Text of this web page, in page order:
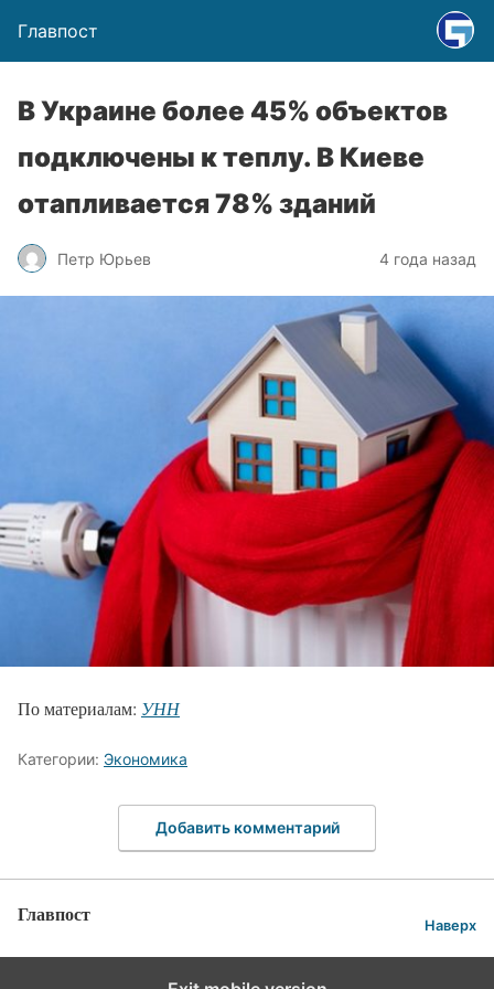
Главпост
В Украине более 45% объектов
подключены к теплу. В Киеве
отапливается 78% зданий
Петр Юрьев 4 года назад
По материалам: УНН
Категории: Экономика
Добавить комментарий
Главпост Наверх